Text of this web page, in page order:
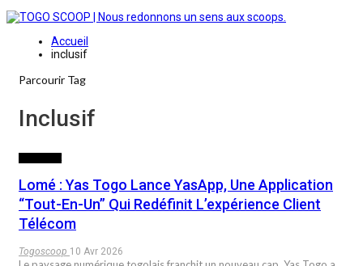
Accueil
inclusif
Parcourir Tag
Inclusif
Lomé : Yas Togo Lance YasApp, Une Application
“tout-En-Un” Qui Redéfinit L’expérience Client
Télécom
Togoscoop 10 Avr 2026